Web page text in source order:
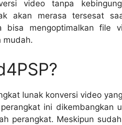
video tanpa
akan merasa tersesat
bisa mengoptimalkan file
mudah.
lunak konversi video
ini dikembangkan
perangkat. Meskipun